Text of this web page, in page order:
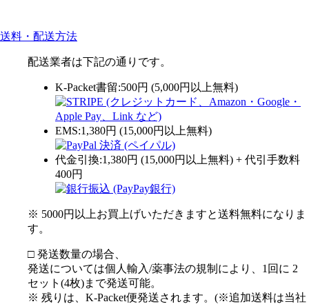
送料・配送方法
配送業者は下記の通りです。
K-Packet書留:500円 (5,000円以上無料)
EMS:1,380円 (15,000円以上無料)
代金引換:1,380円 (15,000円以上無料) + 代引手数料
400円
※ 5000円以上お買上げいただきますと送料無料になりま
す。
□ 発送数量の場合、
発送については個人輸入/薬事法の規制により、1回に 2
セット(4枚)まで発送可能。
※ 残りは、K-Packet便発送されます。(※追加送料は当社